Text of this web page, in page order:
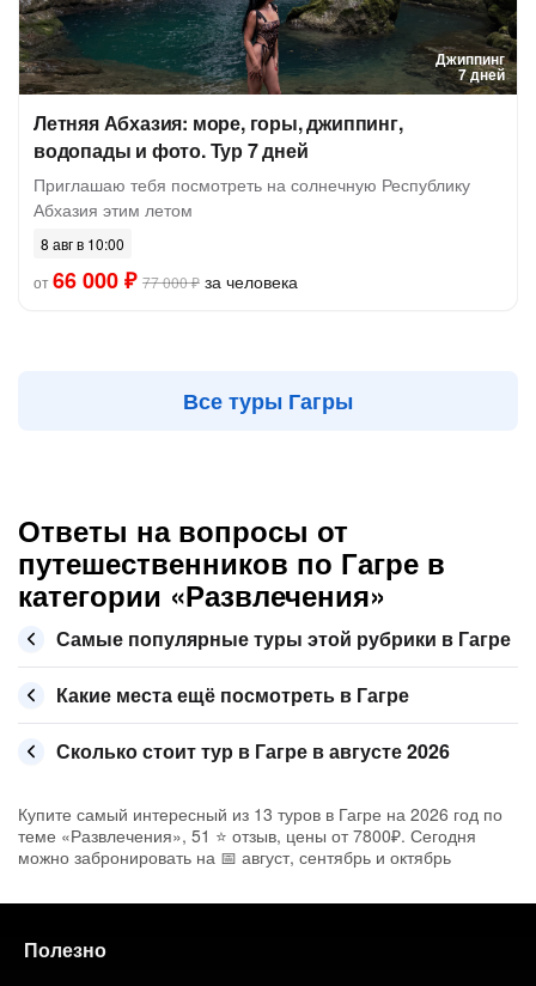
Джиппинг
7 дней
Летняя Абхазия: море, горы, джиппинг,
водопады и фото. Тур 7 дней
Приглашаю тебя посмотреть на солнечную Республику
Абхазия этим летом
8 авг в 10:00
от66 000 ₽ 77 000 ₽ за человека
Все туры Гагры
Ответы на вопросы от
путешественников по Гагре в
категории «Развлечения»
Самые популярные туры этой рубрики в Гагре
Какие места ещё посмотреть в Гагре
Сколько стоит тур в Гагре в августе 2026
Купите самый интересный из 13 туров в Гагре на 2026 год по
теме «Развлечения», 51 ⭐ отзыв, цены от 7800₽. Сегодня
можно забронировать на 📅 август, сентябрь и октябрь
Полезно